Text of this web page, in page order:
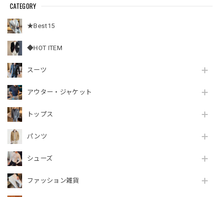
CATEGORY
★Best15
◆HOT ITEM
スーツ
アウター・ジャケット
トップス
パンツ
シューズ
ファッション雑貨